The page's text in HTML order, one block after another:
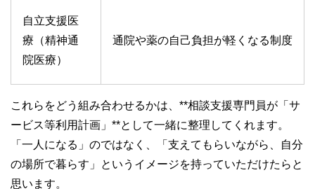
自立支援医
療（精神通
院医療）
通院や薬の自己負担が軽くなる制度
これらをどう組み合わせるかは、**相談支援専門員が「サ
ービス等利用計画」**として一緒に整理してくれます。
「一人になる」のではなく、「支えてもらいながら、自分
の場所で暮らす」というイメージを持っていただけたらと
思います。